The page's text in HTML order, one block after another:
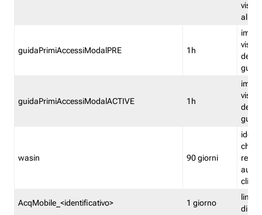
guidaPrimiAccessiModalPRE 1h
della
guidaPrimiAccessiModalACTIVE 1h
della
wasin 90 giorni
che
rete
clienti
AcqMobile_<identificativo> 1 giorno
limita
di